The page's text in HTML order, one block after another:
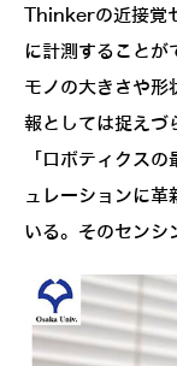
Thinkerの近接覚
に計測することが
モノの大きさや形
報としては捉えづ
「ロボティクス
ュレーションに革
いる。そのセンシ